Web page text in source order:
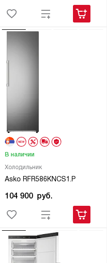
Холодильник
Asko RFR586KNCS1.P
В наличии
104 900 руб.